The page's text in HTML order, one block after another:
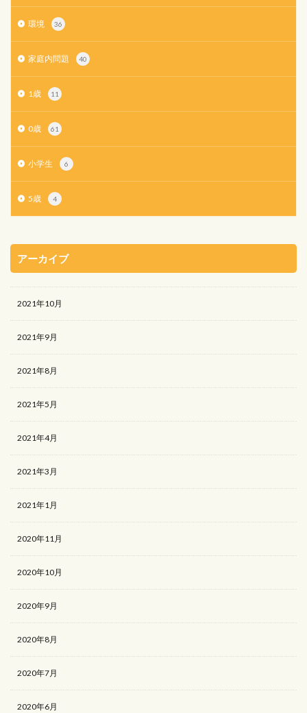
環境 36
家庭内問題 40
1歳 11
0歳 61
小学生 6
5歳 4
アーカイブ
2021年10月
2021年9月
2021年8月
2021年5月
2021年4月
2021年3月
2021年1月
2020年11月
2020年10月
2020年9月
2020年8月
2020年7月
2020年6月